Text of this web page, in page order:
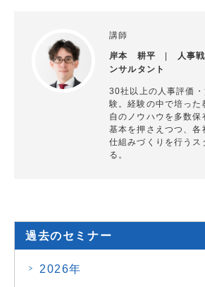
講師
岸本 耕平
人事
ンサルタント
30社以上の人事評価
験。経験の中で培った
自のノウハウを多数保
基本を押さえつつ、各
仕組みづくりを行うス
る。
過去のセミナー
2026年